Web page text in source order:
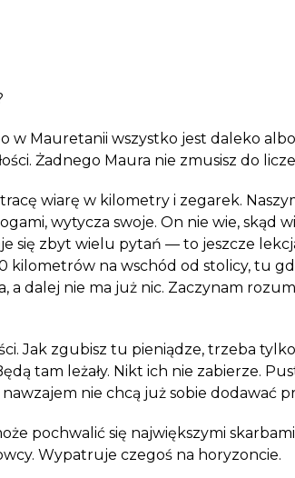
w Mauretanii wszystko jest daleko
Żadnego Maura nie zmusisz do
tracę wiarę w kilometry i zegarek.
wytycza swoje. On nie wie, skąd
się zbyt wielu pytań — to jeszcze
kilometrów na wschód od stolicy, tu
a dalej nie ma już nic. Zaczynam
Jak zgubisz tu pieniądze, trzeba
tam leżały. Nikt ich nie zabierze.
nie chcą już sobie dodawać
pochwalić się największymi
Wypatruje czegoś na horyzoncie.